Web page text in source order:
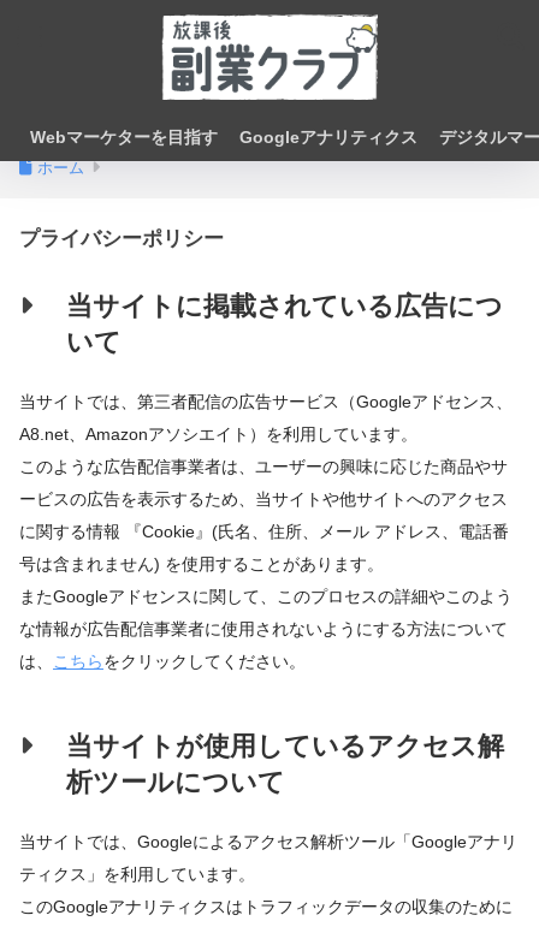
Webマーケターを目指す Googleアナリティクス デジタルマ
ホーム
プライバシーポリシー
当サイトに掲載されている広告につ
いて
当サイトでは、第三者配信の広告サービス（Googleアドセンス、
A8.net、Amazonアソシエイト）を利用しています。
このような広告配信事業者は、ユーザーの興味に応じた商品やサ
ービスの広告を表示するため、当サイトや他サイトへのアクセス
に関する情報 『Cookie』(氏名、住所、メール アドレス、電話番
号は含まれません) を使用することがあります。
またGoogleアドセンスに関して、このプロセスの詳細やこのよう
な情報が広告配信事業者に使用されないようにする方法について
は、
こちらをクリックしてください。
当サイトが使用しているアクセス解
析ツールについて
当サイトでは、Googleによるアクセス解析ツール「Googleアナリ
ティクス」を利用しています。
このGoogleアナリティクスはトラフィックデータの収集のために